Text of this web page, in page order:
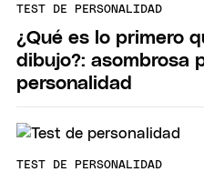
TEST DE PERSONALIDAD
¿Qué es lo primero
dibujo?: asombrosa
personalidad
TEST DE PERSONALIDAD